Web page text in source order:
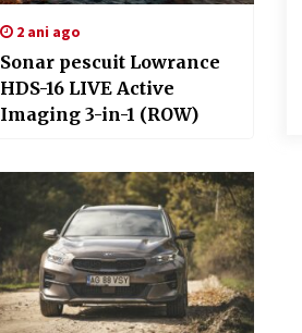
2 ani ago
Sonar pescuit Lowrance
HDS-16 LIVE Active
Imaging 3-in-1 (ROW)